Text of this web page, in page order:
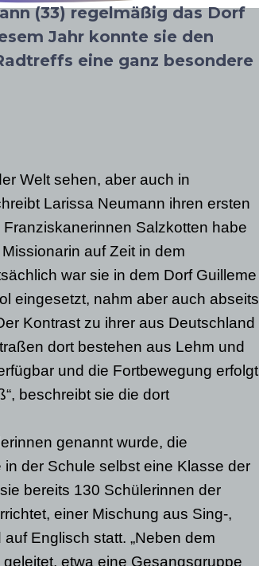
(33) regelmäßig das Dorf
Jahr konnte sie den
eine ganz besondere
Welt sehen, aber auch in
Larissa Neumann ihren ersten
Salzkotten habe
auf Zeit in dem
war sie in dem Dorf Guilleme
eingesetzt, nahm aber auch abseits
Kontrast zu ihrer aus Deutschland
dort bestehen aus Lehm und
und die Fortbewegung erfolgt
beschreibt sie die dort
genannt wurde, die
der Schule selbst eine Klasse der
bereits 130 Schülerinnen der
einer Mischung aus Sing-,
Englisch statt. „Neben dem
etwa eine Gesangsgruppe